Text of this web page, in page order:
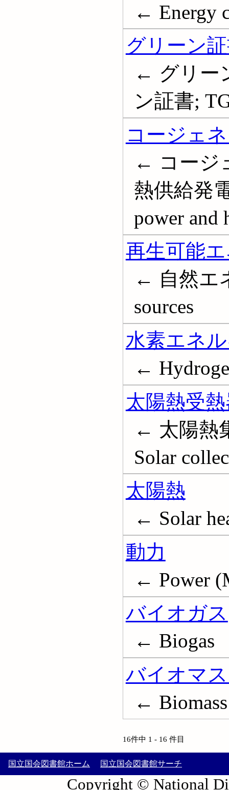
← Energy
グリーン
← グリー
ン証書;
コージェ
← コージ
熱供給発
power and
再生可能
← 自然エ
sources
水素エネ
←
太陽熱受
← 太陽熱
Solar
太陽熱
← Solar
動力
← Power
バイオガス
← Biogas
バイオマ
←
16件中 1 - 16 件目
国立国会図書館ホーム 国立国会図書館サーチ
Copyright © National